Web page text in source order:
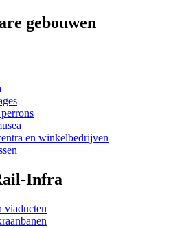
gebouwen
en winkelbedrijven
Infra
viaducten